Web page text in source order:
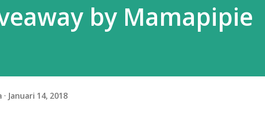
by Mamapipie
Januari 14, 2018